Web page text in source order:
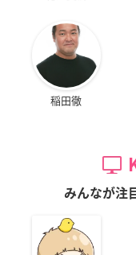
稲田徹
みんなが注